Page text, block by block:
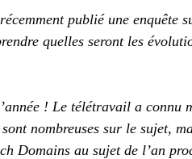
publié une enquête
quelles seront les
! Le télétravail a
nombreuses sur le sujet,
Domains au sujet de l’an